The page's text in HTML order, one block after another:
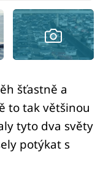
šťastně a
to tak většinou
tyto dva světy
potýkat s